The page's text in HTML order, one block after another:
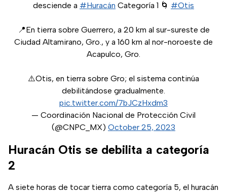
desciende a #Huracán Categoría 1 🌀 #Otis
📍En tierra sobre Guerrero, a 20 km al sur-sureste de
Ciudad Altamirano, Gro., y a 160 km al nor-noroeste de
Acapulco, Gro.
⚠️Otis, en tierra sobre Gro; el sistema continúa
debilitándose gradualmente.
pic.twitter.com/7bJCzHxdm3
— Coordinación Nacional de Protección Civil
(@CNPC_MX) October 25, 2023
Huracán Otis se debilita a categoría
2
A siete horas de tocar tierra como categoría 5, el huracán